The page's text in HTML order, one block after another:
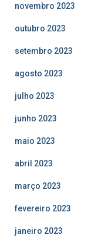
novembro 2023
outubro 2023
setembro 2023
agosto 2023
julho 2023
junho 2023
maio 2023
abril 2023
março 2023
fevereiro 2023
janeiro 2023